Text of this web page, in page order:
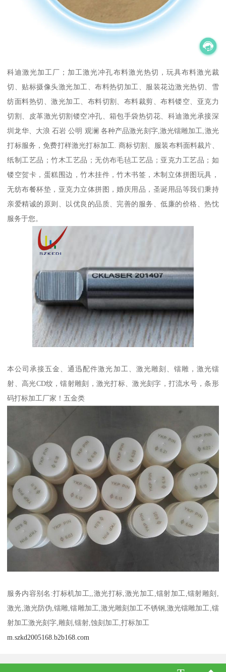
科迪激光加工厂；加工激光冲孔布料激光热切，玩具布料激光裁
切、贴标摄像头激光加工、布料热切加工、服装花边激光热切、雪
纺面料热切、激光加工、布料切割、布料裁剪、布料镂空、亚克力
切割、皮革激光切割镂空冲孔、箱包手袋热切花、科迪激光承接深
圳龙华、大浪 石岩 公明 观澜 各种产品激光刻字,激光镭雕加工,激光
打标服务，免费打样激光打标加工. 商标切割、服装布料面料裁片、
纸制工艺品；竹木工艺品；无仿布毛毡工艺品；亚克力工艺品；如
镂空贺卡，蛋糕围边，竹木挂件，竹木书签，木制立体拼图玩具，
无纺布餐杯垫，亚克力立体拼图，婚庆用品，圣诞用品等我们秉持
亲爱精诚的原则、以优良的品质、完善的服务、低廉的价格、热忱
服务于您。
本公司承接五金、通迅配件激光加工、激光雕刻、镭雕，激光镭
射、高光CD纹，镭射雕刻，激光打标、激光刻字，打流水号，条形
码打标加工厂家！五金类
服务内容别名:打标机加工,,激光打标,激光加工,镭射加工,镭射雕刻,
激光,激光防伪,镭雕,镭雕加工,激光雕刻加工不锈钢,激光镭雕加工,镭
射加工激光刻字,雕刻,镭射,蚀刻加工,打标加工
m.szkd2005168.b2b168.com